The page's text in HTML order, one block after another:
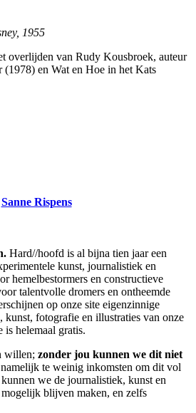
1955
overlijden van Rudy Kousbroek, auteur
(1978) en Wat en Hoe in het Kats
Sanne Rispens
Hard//hoofd is al bijna tien jaar een
kunst, journalistiek en
hemelbestormers en constructieve
talentvolle dromers en ontheemde
op onze site eigenzinnige
kunst, fotografie en illustraties van onze
is helemaal gratis.
willen; zonder jou kunnen we dit niet
te weinig inkomsten om dit vol
we de journalistiek, kunst en
blijven maken, en zelfs